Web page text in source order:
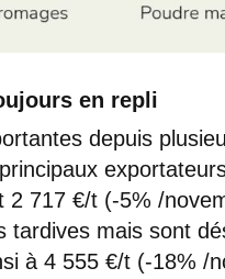
en repli
depuis
2 717 €/t (-5% /
tardives mais sont
à 4 555 €/t (-18% /